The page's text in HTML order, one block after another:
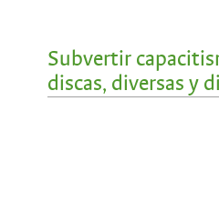
Subvertir
discas, diversas y